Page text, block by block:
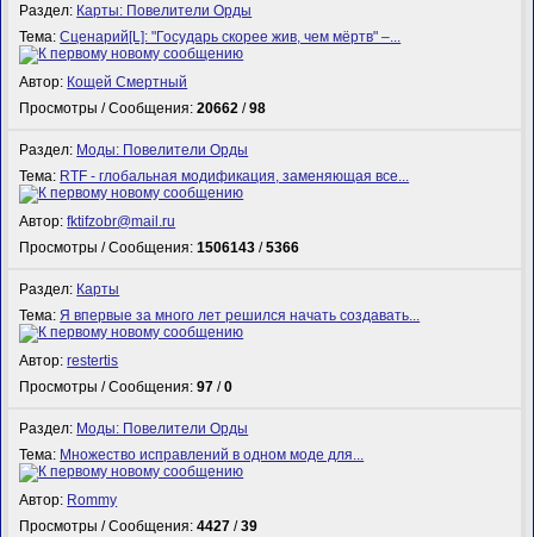
Раздел: Карты: Повелители Орды
Тема:Сценарий[L]: "Государь скорее жив, чем мёртв" –...
Автор: Кощей Смертный
Просмотры / Сообщения:20662 /98
Раздел: Моды: Повелители Орды
Тема: RTF - глобальная модификация, заменяющая все...
Автор:fktifzobr@mail.ru
Просмотры / Сообщения:1506143 /5366
Раздел: Карты
Тема:Я впервые за много лет решился начать создавать...
Автор:restertis
Просмотры / Сообщения:97 /0
Раздел: Моды: Повелители Орды
Тема: Множество исправлений в одном моде для...
Автор: Rommy
Просмотры / Сообщения:4427 /39